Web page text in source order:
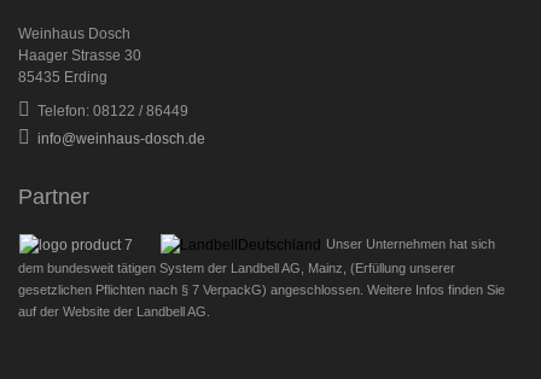
Weinhaus Dosch
Haager Strasse 30
85435 Erding
Telefon: 08122 / 86449
info@weinhaus-dosch.de
Partner
Unser Unternehmen hat sich
dem bundesweit tätigen System der Landbell AG, Mainz, (Erfüllung unserer
gesetzlichen Pflichten nach § 7 VerpackG) angeschlossen. Weitere Infos finden Sie
auf der Website der Landbell AG.